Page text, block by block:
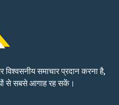
समाचार प्रदान करना है,
से सबसे आगाह रह सकें।